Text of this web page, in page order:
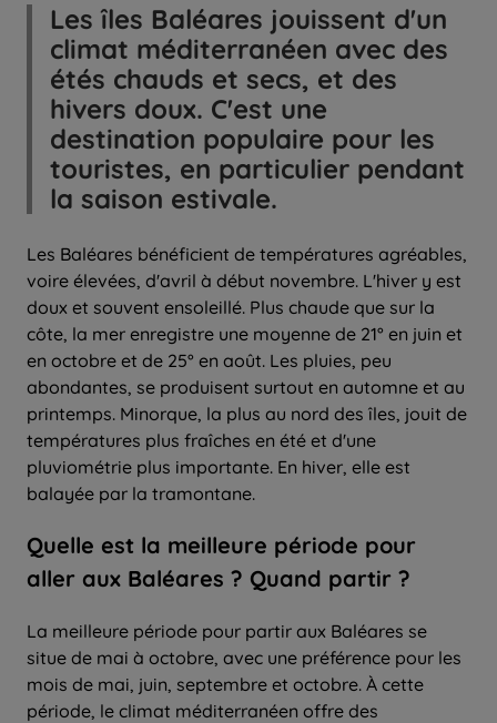
Les îles Baléares jouissent d'un
climat méditerranéen avec des
étés chauds et secs, et des
hivers doux. C'est une
destination populaire pour les
touristes, en particulier pendant
la saison estivale.
Les Baléares bénéficient de températures agréables,
voire élevées, d'avril à début novembre. L'hiver y est
doux et souvent ensoleillé. Plus chaude que sur la
côte, la mer enregistre une moyenne de 21° en juin et
en octobre et de 25° en août. Les pluies, peu
abondantes, se produisent surtout en automne et au
printemps. Minorque, la plus au nord des îles, jouit de
températures plus fraîches en été et d'une
pluviométrie plus importante. En hiver, elle est
balayée par la tramontane.
Quelle est la meilleure période pour
aller aux Baléares ? Quand partir ?
La meilleure période pour partir aux Baléares se
situe de mai à octobre, avec une préférence pour les
mois de mai, juin, septembre et octobre. À cette
période, le climat méditerranéen offre des